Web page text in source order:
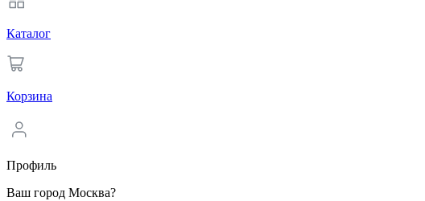
Каталог
Корзина
Профиль
Ваш город Москва?